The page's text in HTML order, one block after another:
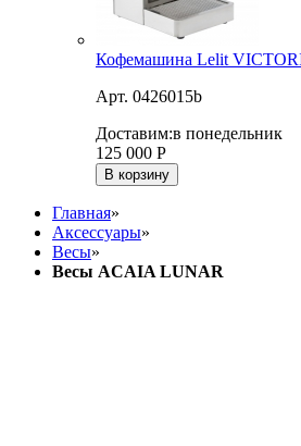
Кофемашина Lelit
Арт. 0426015b
Доставим:в понедельник
125 000 Р
В корзину
Главная»
Аксессуары»
Весы»
Весы ACAIA LUNAR